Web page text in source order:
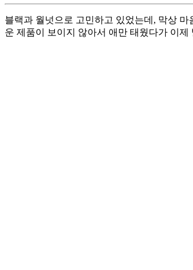
블랙과 월넛으로 고민하고 있었는데, 막상
운 제품이 보이지 않아서 애만 태웠다가 이